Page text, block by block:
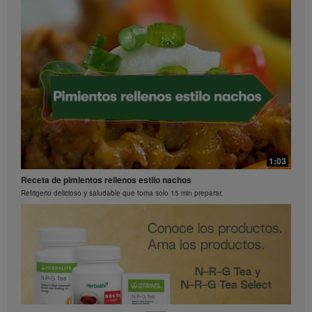
Preguntas frecuentes sobre Bioniq GO: 2
¿Qué contiene Bioniq GO?
1:03
Receta de pimientos rellenos estilo nachos
Refrigerio delicioso y saludable que toma solo 15 min preparar.